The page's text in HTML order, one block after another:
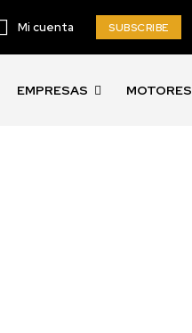
Mi cuenta SUBSCRIBE
EMPRESAS MOTORES